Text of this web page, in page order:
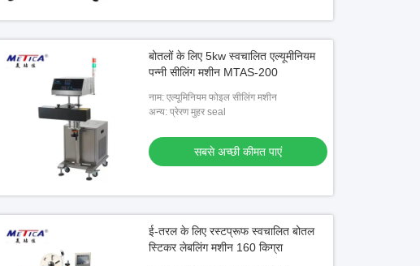
बोतलों के लिए 5kw स्वचालित एल्यूमीनियम
पन्नी सीलिंग मशीन MTAS-200
नाम: एल्यूमिनियम फोइल सीलिंग मशीन
अन्य: प्रेरण मुहर seal
सबसे अच्छी कीमत पाएं
ई-तरल के लिए रस्टप्रूफ स्वचालित बोतल
स्टिकर लेबलिंग मशीन 160 किग्रा